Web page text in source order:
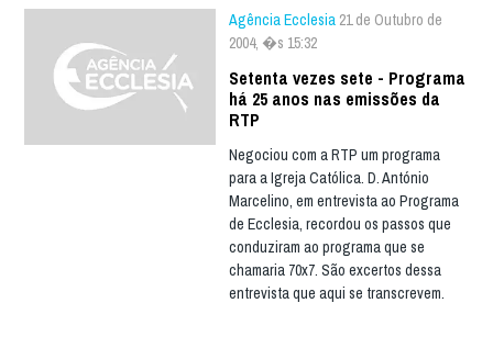
Agência Ecclesia 21 de Outubro de
2004, �s 15:32
Setenta vezes sete - Programa
há 25 anos nas emissões da
RTP
Negociou com a RTP um programa
para a Igreja Católica. D. António
Marcelino, em entrevista ao Programa
de Ecclesia, recordou os passos que
conduziram ao programa que se
chamaria 70x7. São excertos dessa
entrevista que aqui se transcrevem.